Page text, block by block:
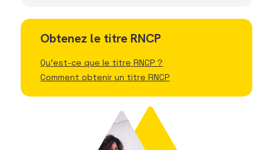
Obtenez le titre RNCP
Qu'est-ce que le titre RNCP ?
Comment obtenir un titre RNCP